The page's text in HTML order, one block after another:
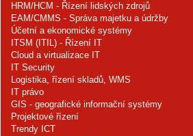
HRM/HCM - Řízení lidských zdrojů
EAM/CMMS - Správa majetku a údržby
Účetní a ekonomické systémy
ITSM (ITIL) - Řízení IT
Cloud a virtualizace IT
IT Security
Logistika, řízení skladů, WMS
IT právo
GIS - geografické informační systémy
Projektové řízení
Trendy ICT